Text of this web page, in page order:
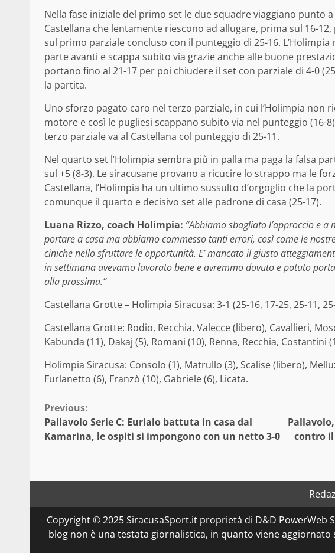
Nella fase iniziale del primo set le due squadre viaggiano punto
Castellana che lentamente riescono ad allugare, prima sul 16-
sul primo parziale concluso con il punteggio di 25-16.
parte avanti e scappa subito via grazie anche alle buone
portano fino al 21-17 per poi chiudere il set con parziale di 4-0
la partita.
Uno sforzo pagato caro nel terzo parziale, in cui l’Holimpia non
motore e così le pugliesi scappano subito via nel punteggio (16-
terzo parziale va al Castellana col punteggio di 25-11.
Nel quarto set l’Holimpia sembra più in palla ma paga la falsa
sul +5 (8-3). Le siracusane provano a ricucire lo strappo ma le
Castellana, l’Holimpia ha un ultimo sussulto d’orgoglio che la
comunque il quarto e decisivo set alle padrone di casa (25-17).
Luana Rizzo, coach Holimpia: “Abbiamo sbagliato l’approccio e
portare a casa ma abbiamo commesso tanti errori, così come le
ciniche nello sfruttare le opportunità. E’ mancato il giusto
in settimana avevamo lavorato bene e avremmo dovuto e potuto
alla prossima.”
Castellana Grotte – Holimpia Siracusa: 3-1 (25-16, 17-25, 25-11,
Castellana Grotte: Rodio, Recchia, Valecce (libero), Cavallieri,
Kabunda (11), Dakaj (5), Romani (10), Renna, Recchia, Costantini
Holimpia Siracusa: Consolo (1), Matrullo (3), Scalise (libero),
Furlanetto (6), Franzò (10), Gabriele (6), Licata.
Continue
Reading
Previous:
Pallavolo Serie C: Eurialo battuta in casa dal
Kamarina, le ospiti si impongono con un netto 3-0
contro il
Copyright © 2025 SiracusaSport.it proprietà di D&D PowerWeb
blog non è una testata giornalistica, in quanto viene